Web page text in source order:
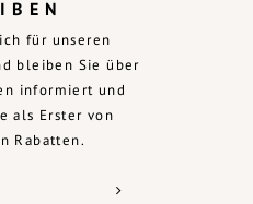
für unseren
bleiben Sie über
informiert und
als Erster von
Rabatten.